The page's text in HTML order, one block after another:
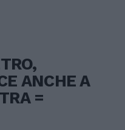
ANCHE A
=